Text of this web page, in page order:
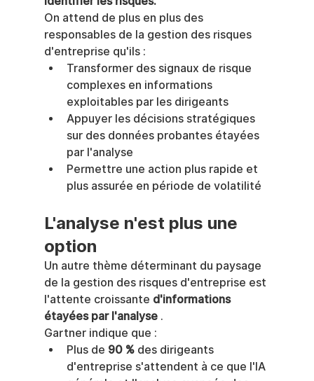
On attend de plus en plus des
responsables de la gestion des risques
d'entreprise qu'ils :
Transformer des signaux de risque
complexes en informations
exploitables par les dirigeants
Appuyer les décisions stratégiques
sur des données probantes étayées
par l'analyse
Permettre une action plus rapide et
plus assurée en période de volatilité
L'analyse n'est plus une
option
Un autre thème déterminant du paysage
de la gestion des risques d'entreprise est
l'attente croissante d'informations
étayées par l'analyse .
Gartner indique que :
Plus de 90 % des dirigeants
d'entreprise s'attendent à ce que l'IA